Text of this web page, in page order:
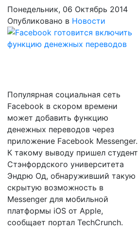
Понедельник, 06 Октябрь 2014
Опубликовано в Новости
Популярная социальная сеть
Facebook в скором времени
может добавить функцию
денежных переводов через
приложение Facebook Messenger.
К такому выводу пришел студент
Стэнфордского университета
Эндрю Од, обнаруживший такую
скрытую возможность в
Messenger для мобильной
платформы iOS от Apple,
сообщает портал TechCrunch.